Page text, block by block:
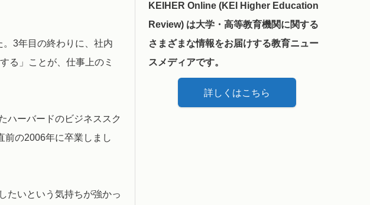
3年目の終わりに、社内
る」ことが、仕事上のミ
ハーバードのビジネススク
前の2006年に卒業しまし
たいという気持ちが強かっ
KEIHER Online (KEI Higher Education
Review) は大学・高等教育機関に関する
さまざまな情報をお届けする教育ニュー
スメディアです。
詳しくはこちら